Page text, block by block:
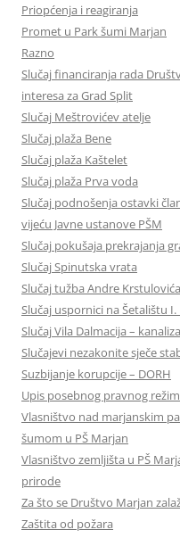
Priopćenja i reagiranja
Promet u Park šumi Marjan
Razno
Slučaj financiranja rada
interesa za Grad Split
Slučaj Meštrovićev atelje
Slučaj plaža Bene
Slučaj plaža Kaštelet
Slučaj plaža Prva voda
Slučaj podnošenja ostavki
vijeću Javne ustanove PŠM
Slučaj pokušaja prekrajanja
Slučaj Spinutska vrata
Slučaj tužba Andre
Slučaj uspornici na Šetalištu
Slučaj Vila Dalmacija –
Slučajevi nezakonite sječe
Suzbijanje korupcije – DORH
Upis posebnog pravnog
Vlasništvo nad marjanskim
šumom u PŠ Marjan
Vlasništvo zemljišta u PŠ
prirode
Za što se Društvo Marjan
Zaštita od požara